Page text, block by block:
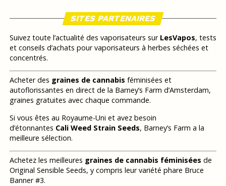
SITES PARTENAIRES
Suivez toute l’actualité des vaporisateurs sur LesVapos, tests
et conseils d’achats pour vaporisateurs à herbes séchées et
concentrés.
Acheter des graines de cannabis féminisées et
autoflorissantes en direct de la Barney’s Farm d’Amsterdam,
graines gratuites avec chaque commande.
Si vous êtes au Royaume-Uni et avez besoin
d’étonnantes Cali Weed Strain Seeds, Barney’s Farm a la
meilleure sélection.
Achetez les meilleures graines de cannabis féminisées de
Original Sensible Seeds, y compris leur variété phare Bruce
Banner #3.